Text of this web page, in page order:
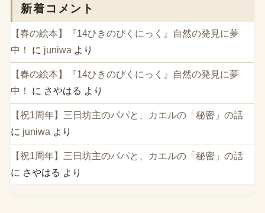
新着コメント
【春の絵本】『14ひきのぴくにっく』自然の発見に夢
中！
に juniwa より
【春の絵本】『14ひきのぴくにっく』自然の発見に夢
中！
に さやはる より
【祝1周年】三日坊主のパパと、カエルの「秘密」の話
に juniwa より
【祝1周年】三日坊主のパパと、カエルの「秘密」の話
に さやはる より